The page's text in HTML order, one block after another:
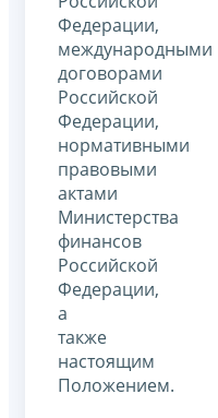
Федерации,
международными
договорами
Российской
Федерации,
нормативными
правовыми
актами
Министерства
финансов
Российской
Федерации,
а
также
настоящим
Положением.